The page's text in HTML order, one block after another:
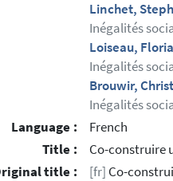
Linchet,
Inégalités
Loiseau,
Inégalités
Brouwir,
Inégalités
Language :
French
Title :
Co-construire
title :
[fr] Co-